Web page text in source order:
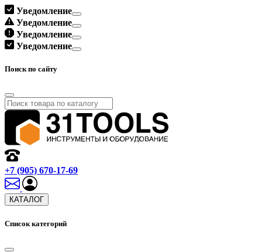
Уведомление
Уведомление
Уведомление
Уведомление
Поиск по сайту
+7 (905) 670-17-69
КАТАЛОГ
Список категорий